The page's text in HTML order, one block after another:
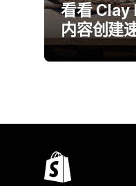
看看 Clay
内容创建